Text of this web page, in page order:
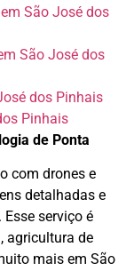
São José dos
São José dos
dos Pinhais
Pinhais
de Ponta
com drones e
detalhadas e
serviço é
agricultura de
mais em São